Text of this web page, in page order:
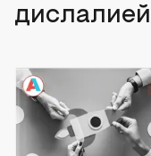
дислалией